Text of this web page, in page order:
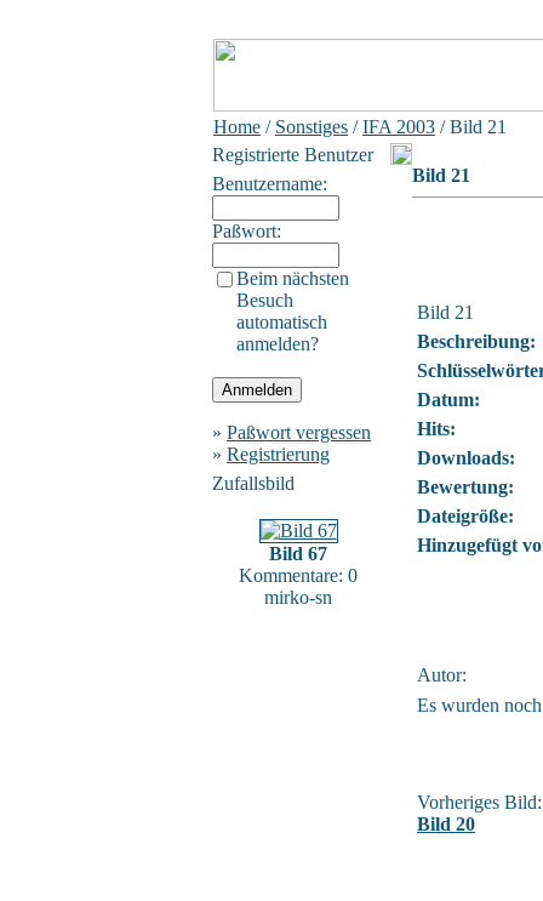
Home / Sonstiges /IFA 2003 / Bild 21
Registrierte Benutzer
Benutzername:
Paßwort:
Beim nächsten
Besuch
automatisch
anmelden?
» Paßwort vergessen
» Registrierung
Zufallsbild
Bild 67
Kommentare: 0
mirko-sn
Bild 21
Bild 21
Beschreibung:
Datum:
Hits:
Downloads:
Bewertung:
Dateigröße:
Hinzugefügt
Autor:
Es wurden
Vorheriges Bild:
Bild 20